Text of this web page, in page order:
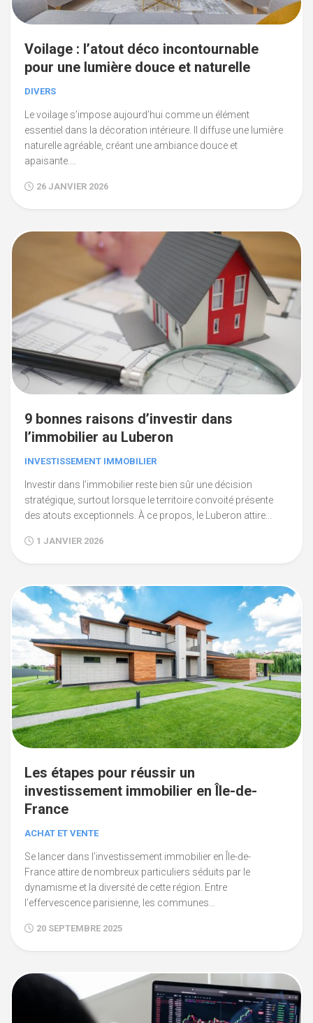
Voilage : l’atout déco incontournable
pour une lumière douce et naturelle
DIVERS
Le voilage s’impose aujourd’hui comme un élément
essentiel dans la décoration intérieure. Il diffuse une lumière
naturelle agréable, créant une ambiance douce et
apaisante....
26 JANVIER 2026
9 bonnes raisons d’investir dans
l’immobilier au Luberon
INVESTISSEMENT IMMOBILIER
Investir dans l’immobilier reste bien sûr une décision
stratégique, surtout lorsque le territoire convoité présente
des atouts exceptionnels. À ce propos, le Luberon attire...
1 JANVIER 2026
Les étapes pour réussir un
investissement immobilier en Île-de-
France
ACHAT ET VENTE
Se lancer dans l’investissement immobilier en Île-de-
France attire de nombreux particuliers séduits par le
dynamisme et la diversité de cette région. Entre
l’effervescence parisienne, les communes...
20 SEPTEMBRE 2025